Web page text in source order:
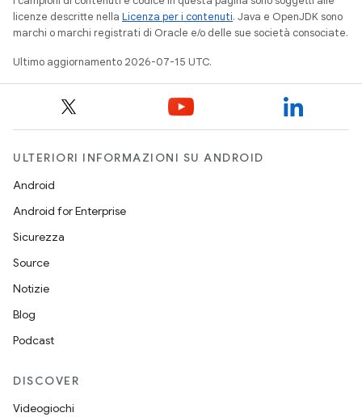
licenze descritte nella Licenza per i contenuti. Java e OpenJDK sono
marchi o marchi registrati di Oracle e/o delle sue società consociate.
Ultimo aggiornamento 2026-07-15 UTC.
ULTERIORI INFORMAZIONI SU ANDROID
Android
Android for Enterprise
Sicurezza
Source
Notizie
Blog
Podcast
DISCOVER
Videogiochi